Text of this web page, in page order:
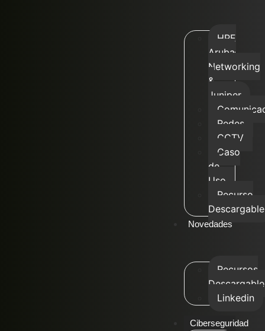
HPE
Aruba
Networking
&
Juniper
Redes
CCTV
Caso
de
Uso
Recurso
Descargable
Novedades
Recursos
Linkedin
Ciberseguridad